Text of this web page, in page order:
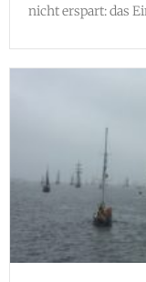
nicht erspart: das